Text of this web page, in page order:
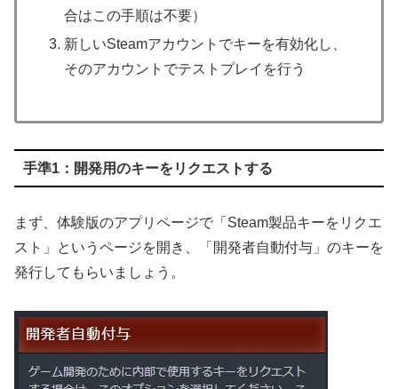
合はこの手順は不要）
新しいSteamアカウントでキーを有効化し、
そのアカウントでテストプレイを行う
手準1：開発用のキーをリクエストする
まず、体験版のアプリページで「Steam製品キーをリクエ
スト」というページを開き、「開発者自動付与」のキーを
発行してもらいましょう。